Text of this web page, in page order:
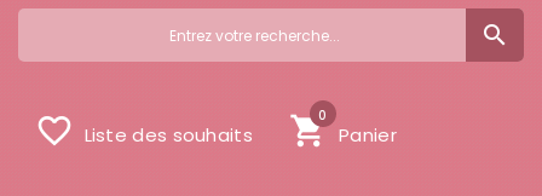
search
shopping_cart Panier
0
favorite_border Liste des souhaits